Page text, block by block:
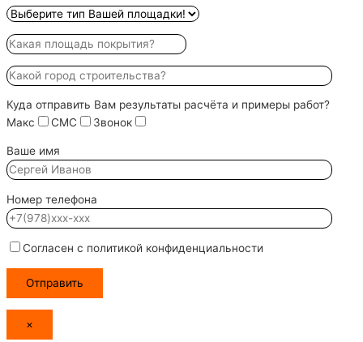
Куда отправить Вам результаты расчёта и примеры работ?
Макс
СМС Звонок
Ваше имя
Номер телефона
Согласен с политикой конфиденциальности
×